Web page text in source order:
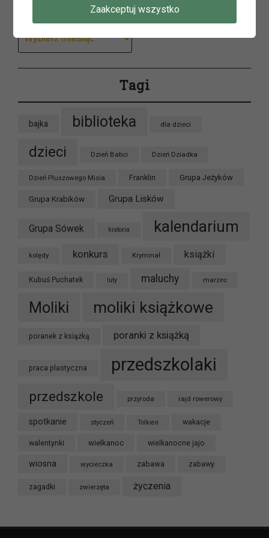
Tagi
bajka biblioteka dla dzieci
dzieci Dzień Babci Dzień Dziadka
Dzień Pluszowego Misia Franklin Grupa Jeżyków
Grupa Krabików Grupa Lisków
Grupa Sówek historia kalendarium
kolędy konkurs Kryminał książki
Kubuś Puchatek luty maluchy marzec
Moliki moliki książkowe
poranek z książką poranki z książką
praca plastyczna przedszkolaki
przedszkole przyroda rajd rowerowy
spotkanie styczeń Tolkien wakacje
walentynki wielkanoc wielkanocne jajo
wiosna wycieczka zabawa zabawy
zagadki zwierzęta życzenia
Zaakceptuj wszystko